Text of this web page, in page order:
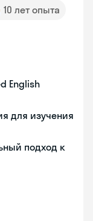
10 лет опыта
English
для изучения
подход к